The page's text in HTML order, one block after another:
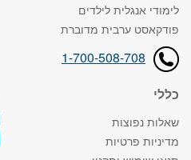
לימודי אנגלית לילדים
פודקאסט ערבית מדוברת
1-700-508-708
כללי
שאלות נפוצות
מדיניות פרטיות